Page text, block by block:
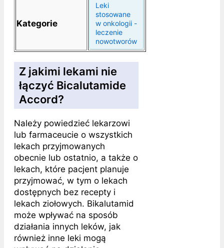
Kategorie
Leki
stosowane
w onkologii -
leczenie
nowotworów
Z jakimi lekami nie
łączyć Bicalutamide
Accord?
Należy powiedzieć lekarzowi
lub farmaceucie o wszystkich
lekach przyjmowanych
obecnie lub ostatnio, a także o
lekach, które pacjent planuje
przyjmować, w tym o lekach
dostępnych bez recepty i
lekach ziołowych. Bikalutamid
może wpływać na sposób
działania innych leków, jak
również inne leki mogą